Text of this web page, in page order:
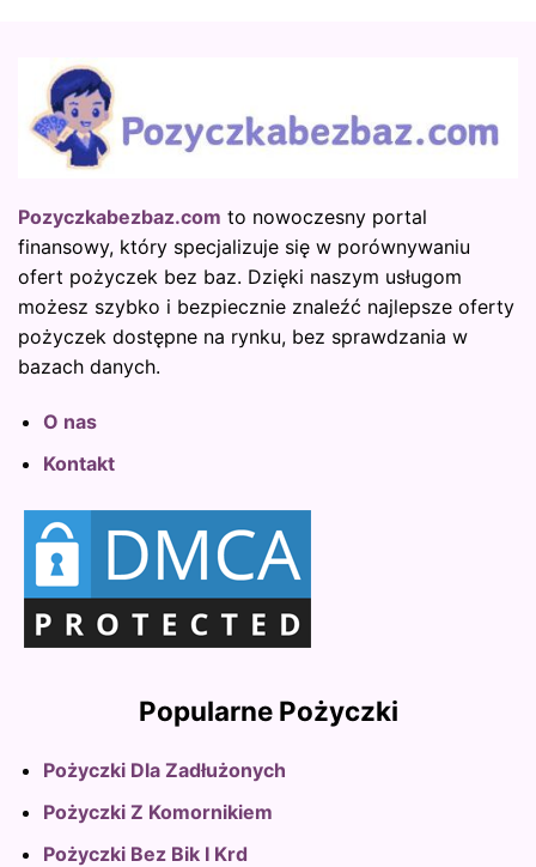
Pozyczkabezbaz.com to nowoczesny portal
finansowy, który specjalizuje się w porównywaniu
ofert pożyczek bez baz. Dzięki naszym usługom
możesz szybko i bezpiecznie znaleźć najlepsze oferty
pożyczek dostępne na rynku, bez sprawdzania w
bazach danych.
O nas
Kontakt
Popularne Pożyczki
Pożyczki Dla Zadłużonych
Pożyczki Z Komornikiem
Pożyczki Bez Bik I Krd